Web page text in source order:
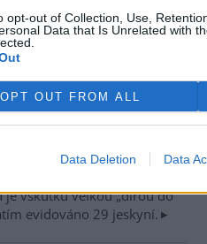
opt-out of Collection, Use,
Data that Is Unrelated with
OPT OUT FROM ALL
Data Deletion Data
kras je nevelké území
5,5 x 4 km) velkého
Tvoří ho devonské a
karbonské vápence
a líšeňského sou-vrství
Nejznámějšími
Bečvy Zbrašovské
v národní přírodní rezervaci
je vskutku velkou „dírou do
evidováno 29 jeskyní.